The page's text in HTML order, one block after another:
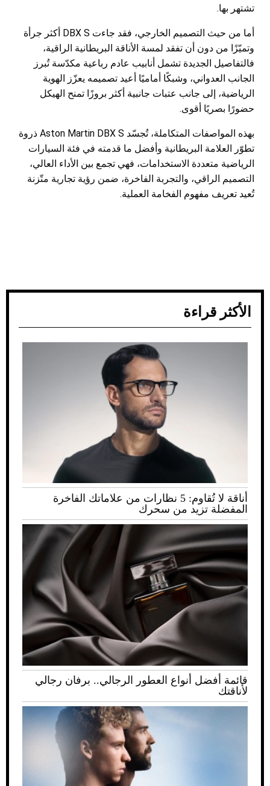
تشتهر بها.
أما من حيث التصميم الخارجي، فقد جاءت DBX S أكثر جرأة
وتميّزًا من دون أن تفقد لمسة الأناقة البريطانية الراقية،
فالتفاصيل الجديدة تشمل أنابيب عادم رباعية مكدّسة تُبرز
الجانب العدواني، وشبكًا أماميًا أعيد تصميمه يعزّز الهوية
الرياضية، إلى جانب عتبات جانبية أكثر بروزًا تمنح الهيكل
حضورًا بصريًا أقوى.
بهذه المواصفات المتكاملة، تُجسّد Aston Martin DBX S ذروة
تطوّر العلامة البريطانية وأفضل ما قدمته في فئة السيارات
الرياضية متعددة الاستخدامات، فهي تجمع بين الأداء العالي،
التصميم الراقي، والتجربة الفاخرة، ضمن رؤية تجارية متّزنة
تُعيد تعريف مفهوم الفخامة العملية.
الأكثر قراءة
أناقة لا تُقاوم: 5 نظارات من علاماتك الفاخرة
المفضلة تزيد من سحرك
قائمة أفضل أنواع العطور الرجالي.. برفان رجالي
لأناقتك